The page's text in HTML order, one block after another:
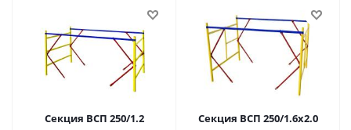
Секция ВСП 250/1.2 Секция ВСП 250/1.6х2.0